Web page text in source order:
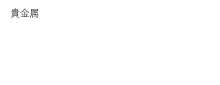
貴金属